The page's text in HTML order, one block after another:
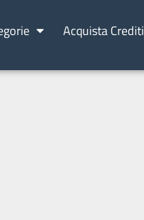
Acquista Crediti